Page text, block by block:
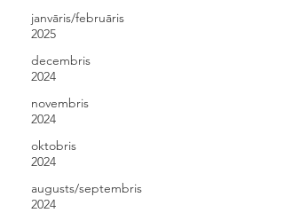
janvāris/februāris
2025
decembris
2024
novembris
2024
oktobris
2024
augusts/septembris
2024